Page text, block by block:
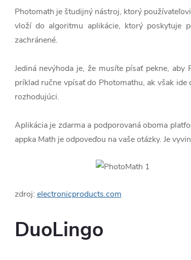
Photomath je študijný nástroj, ktorý
vloží do algoritmu aplikácie, ktorý poskytuje
zachránené.
Jediná nevýhoda je, že musíte písať pekne,
príklad ručne vpísať do Photomathu, ak však
rozhodujúci.
Aplikácia je zdarma a podporovaná oboma
appka Math je odpoveďou na vaše otázky. Je
zdroj: electronicproducts.com
DuoLingo